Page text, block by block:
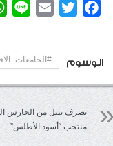
Facebook
Twitter
Email
الوسوم
تصرف نبيل من الحارس
منتخب “أسود الأطلس”